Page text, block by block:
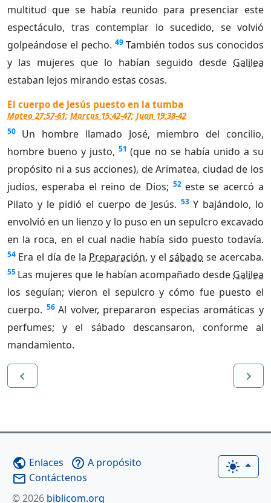
multitud que se había reunido para presenciar este
espectáculo, tras contemplar lo sucedido, se volvió
golpeándose el pecho. 49 También todos sus conocidos
y las mujeres que lo habían seguido desde Galilea
estaban lejos mirando estas cosas.
El cuerpo de Jesús puesto en la tumba
Mateo 27:57-61; Marcos 15:42-47; Juan 19:38-42
50
Un hombre llamado José, miembro del concilio,
hombre bueno y justo, 51 (que no se había unido a su
propósito ni a sus acciones), de Arimatea, ciudad de los
judíos, esperaba el reino de Dios; 52 este se acercó a
Pilato y le pidió el cuerpo de Jesús. 53 Y bajándolo, lo
envolvió en un lienzo y lo puso en un sepulcro excavado
en la roca, en el cual nadie había sido puesto todavía.
54 Era el día de la Preparación, y elsábado se acercaba.
55 Las mujeres que le habían acompañado desde Galilea
los seguían; vieron el sepulcro y cómo fue puesto el
cuerpo. 56 Al volver, prepararon especias aromáticas y
perfumes; y el sábado descansaron, conforme al
mandamiento.
navigate_before navigate_next
light_mode
public Enlaces help_outline A propósito
mail_outline Contáctenos
© 2026 biblicom.org